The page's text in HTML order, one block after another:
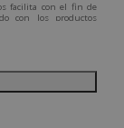
facilita con el fin de
con los productos